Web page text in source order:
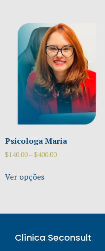
Psicologa Maria
$140.00–$400.00
Ver opções
Clínica Seconsult